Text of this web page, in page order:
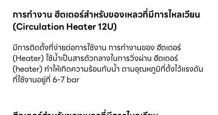
การทำงาน ฮีตเตอร์สำหรับของเหลวที่มีการไหลเวียน
(Circulation Heater 12U)
มีการติดตั้งที่ง่ายต่อการใช้งาน การทำงานของ ฮีตเตอร์
(Heater) ใช้น้ำเป็นสารตัวกลางในการวิ่งผ่าน ฮีตเตอร์
(heater) ทำให้เกิดความร้อนกับน้ำ ตามอุณหภูมิที่ตั้งไว้แรงดัน
ที่ใช้งานอยู่ที่ 6-7 bar